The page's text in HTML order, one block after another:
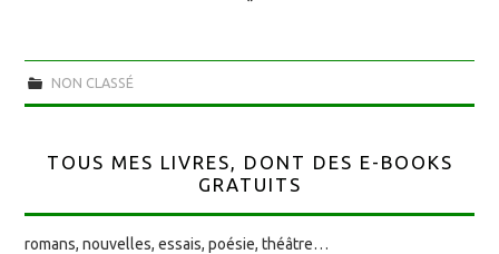
NON CLASSÉ
TOUS MES LIVRES, DONT DES E-BOOKS
GRATUITS
romans, nouvelles, essais, poésie, théâtre…